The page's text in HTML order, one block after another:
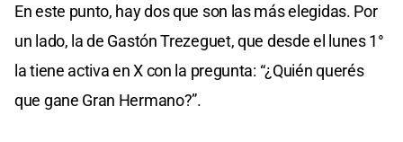
En este punto, hay dos que son las más elegidas. Por
un lado, la de Gastón Trezeguet, que desde el lunes 1°
la tiene activa en X con la pregunta: “¿Quién querés
que gane Gran Hermano?”.